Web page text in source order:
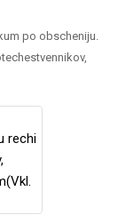
po obscheniju.